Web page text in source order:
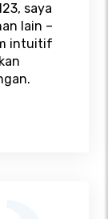
saya
lain –
intuitif